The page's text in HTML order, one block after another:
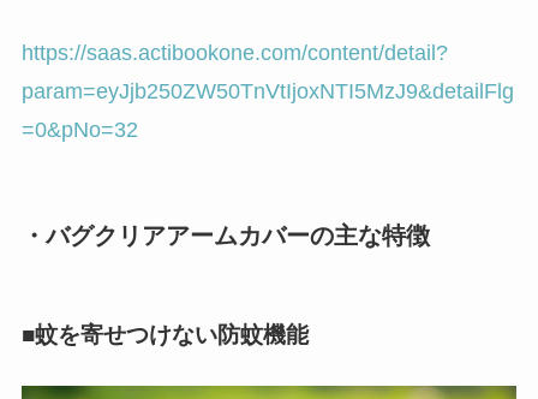
https://saas.actibookone.com/content/detail?
param=eyJjb250ZW50TnVtIjoxNTI5MzJ9&detailFlg
=0&pNo=32
・バグクリアアームカバーの主な特徴
■蚊を寄せつけない防蚊機能